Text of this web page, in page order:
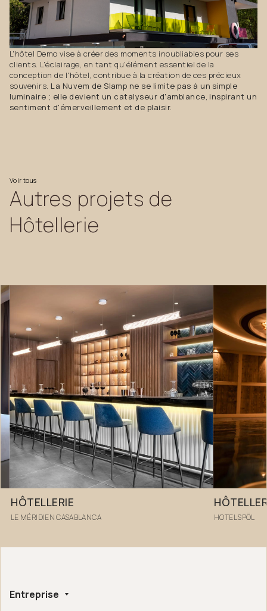
L'hôtel Demo vise à créer des moments inoubliables pour ses
clients. L'éclairage, en tant qu'élément essentiel de la
conception de l'hôtel, contribue à la création de ces précieux
souvenirs. La Nuvem de Slamp ne se limite pas à un simple
luminaire ; elle devient un catalyseur d'ambiance, inspirant un
sentiment d'émerveillement et de plaisir.
Voirtous
Autres projets de
Hôtellerie
HÔTELLERIE
LE MÉRIDIEN CASABLANCA HOTEL SPÖL
Entreprise